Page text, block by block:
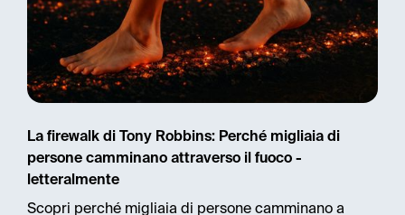
La firewalk di Tony Robbins: Perché migliaia di
persone camminano attraverso il fuoco -
letteralmente
Scopri perché migliaia di persone camminano a